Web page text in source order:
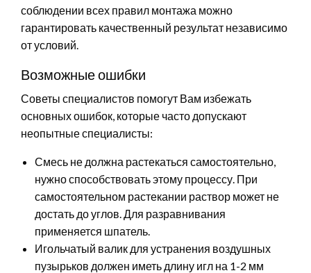
соблюдении всех правил монтажа можно
гарантировать качественный результат независимо
от условий.
Возможные ошибки
Советы специалистов помогут Вам избежать
основных ошибок, которые часто допускают
неопытные специалисты:
Смесь не должна растекаться самостоятельно,
нужно способствовать этому процессу. При
самостоятельном растекании раствор может не
достать до углов. Для разравнивания
применяется шпатель.
Игольчатый валик для устранения воздушных
пузырьков должен иметь длину игл на 1-2 мм